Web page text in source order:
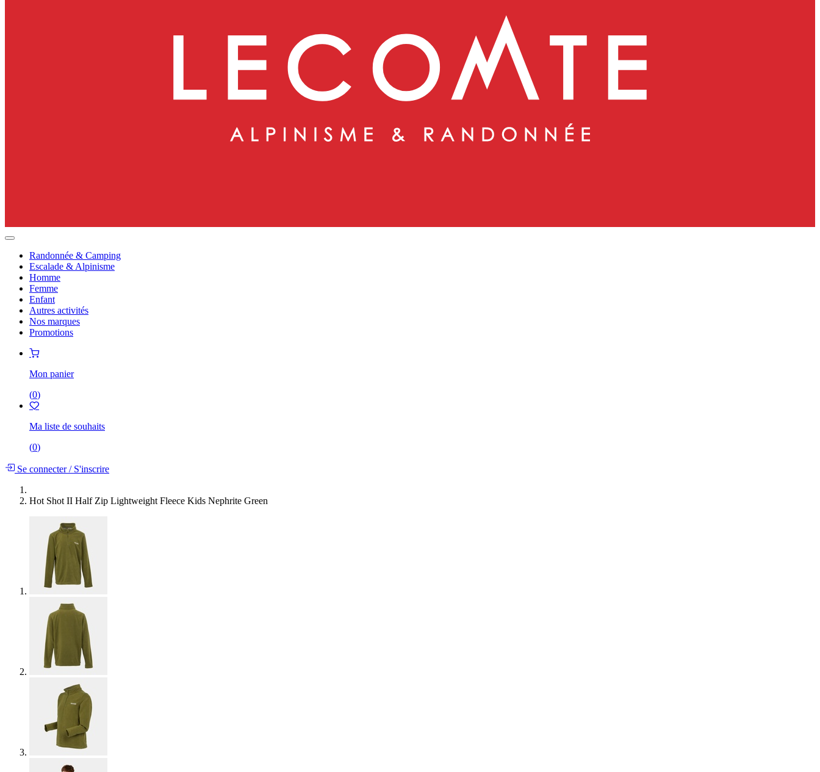
Randonnée & Camping
Escalade & Alpinisme
Homme
Femme
Enfant
Autres activités
Nos marques
Promotions
Mon panier
(0)
Ma liste de souhaits
(0)
Se connecter/S'inscrire
Hot Shot II Half Zip Lightweight Fleece Kids Nephrite Green